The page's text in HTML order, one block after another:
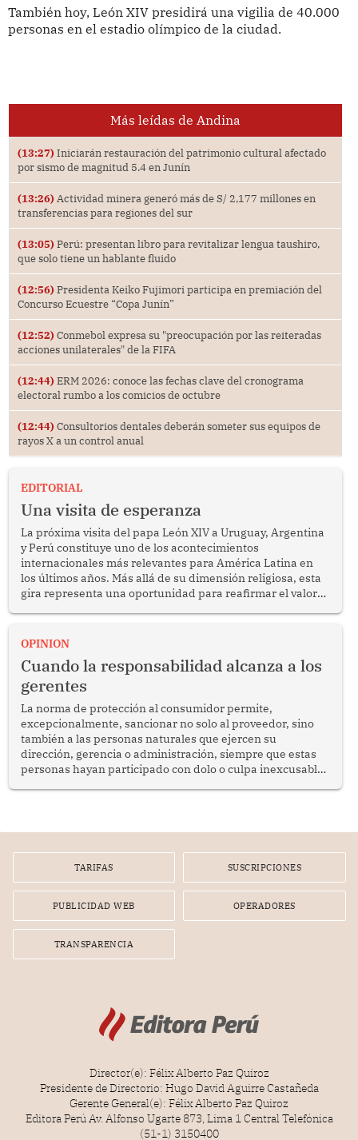
También hoy, León XIV presidirá una vigilia de 40.000
personas en el estadio olímpico de la ciudad.
Más leídas de Andina
(13:27) Iniciarán restauración del patrimonio cultural afectado
por sismo de magnitud 5.4 en Junín
(13:26) Actividad minera generó más de S/ 2,177 millones en
transferencias para regiones del sur
(13:05) Perú: presentan libro para revitalizar lengua taushiro,
que solo tiene un hablante fluido
(12:56) Presidenta Keiko Fujimori participa en premiación del
Concurso Ecuestre “Copa Junín”
(12:52) Conmebol expresa su "preocupación por las reiteradas
acciones unilaterales" de la FIFA
(12:44) ERM 2026: conoce las fechas clave del cronograma
electoral rumbo a los comicios de octubre
(12:44) Consultorios dentales deberán someter sus equipos de
rayos X a un control anual
EDITORIAL
Una visita de esperanza
La próxima visita del papa León XIV a Uruguay, Argentina
y Perú constituye uno de los acontecimientos
internacionales más relevantes para América Latina en
los últimos años. Más allá de su dimensión religiosa, esta
gira representa una oportunidad para reafirmar el valor
enfrenta desafíos en materia de desarrollo, cohesión
OPINION
Cuando la responsabilidad alcanza a los
gerentes
La norma de protección al consumidor permite,
excepcionalmente, sancionar no solo al proveedor, sino
también a las personas naturales que ejercen su
dirección, gerencia o administración, siempre que estas
personas hayan participado con dolo o culpa inexcusable
por la frustrada realización de un meet and greet con
TARIFAS SUSCRIPCIONES
PUBLICIDAD WEB OPERADORES
TRANSPARENCIA
Director(e): Félix Alberto Paz Quiroz
Presidente de Directorio: Hugo David Aguirre Castañeda
Gerente General(e): Félix Alberto Paz Quiroz
Editora Perú Av. Alfonso Ugarte 873, Lima 1 Central Telefónica
(51-1) 3150400